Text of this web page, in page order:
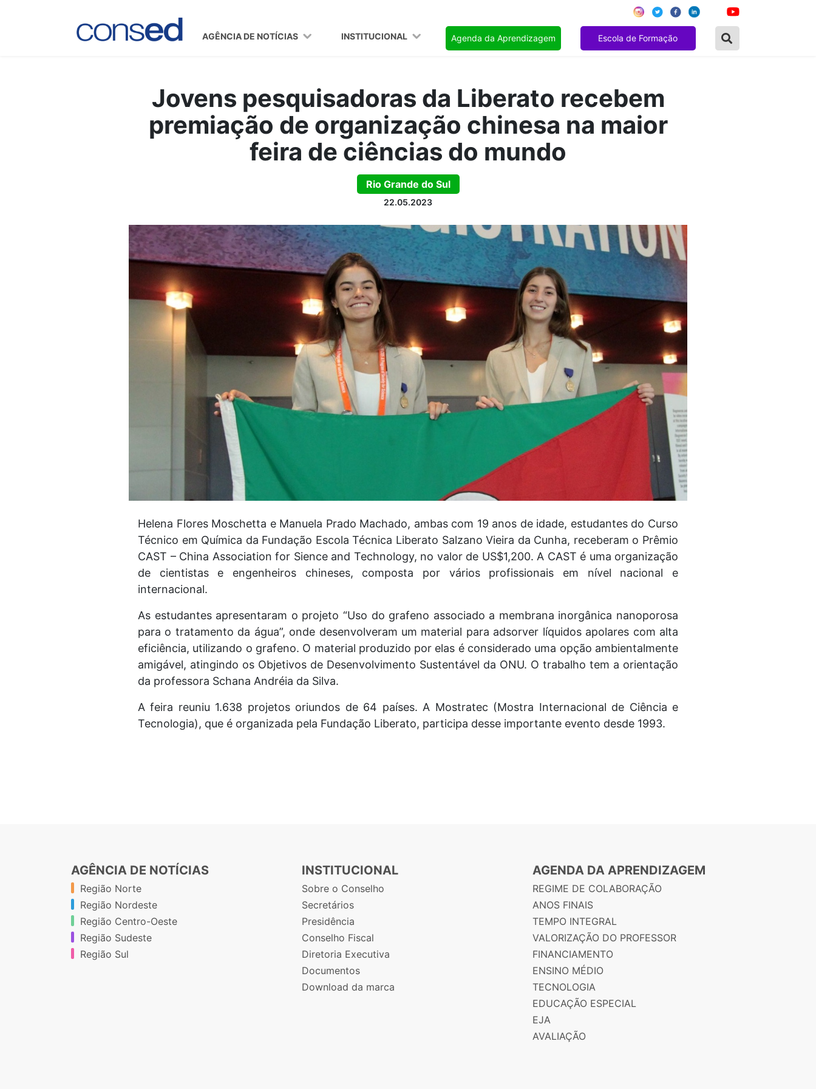
AGÊNCIA DE NOTÍCIAS INSTITUCIONAL Agenda da Aprendizagem Escola de Formação
Jovens pesquisadoras da Liberato recebem
premiação de organização chinesa na maior
feira de ciências do mundo
Rio Grande do Sul
22.05.2023
Helena Flores Moschetta e Manuela Prado Machado, ambas com 19 anos de idade, estudantes do Curso
Técnico em Química da Fundação Escola Técnica Liberato Salzano Vieira da Cunha, receberam o Prêmio
CAST – China Association for Sience and Technology, no valor de US$1,200. A CAST é uma organização
de cientistas e engenheiros chineses, composta por vários profissionais em nível nacional e
internacional.
As estudantes apresentaram o projeto “Uso do grafeno associado a membrana inorgânica nanoporosa
para o tratamento da água”, onde desenvolveram um material para adsorver líquidos apolares com alta
eficiência, utilizando o grafeno. O material produzido por elas é considerado uma opção ambientalmente
amigável, atingindo os Objetivos de Desenvolvimento Sustentável da ONU. O trabalho tem a orientação
da professora Schana Andréia da Silva.
A feira reuniu 1.638 projetos oriundos de 64 países. A Mostratec (Mostra Internacional de Ciência e
Tecnologia), que é organizada pela Fundação Liberato, participa desse importante evento desde 1993.
AGÊNCIA DE NOTÍCIAS
Região Norte
Região Nordeste
Região Centro-Oeste
Região Sudeste
Região Sul
INSTITUCIONAL
Sobre o Conselho
Secretários
Presidência
Conselho Fiscal
Diretoria Executiva
Documentos
Download da marca
AGENDA DA APRENDIZAGEM
REGIME DE COLABORAÇÃO
ANOS FINAIS
TEMPO INTEGRAL
VALORIZAÇÃO DO PROFESSOR
FINANCIAMENTO
ENSINO MÉDIO
TECNOLOGIA
EDUCAÇÃO ESPECIAL
EJA
AVALIAÇÃO